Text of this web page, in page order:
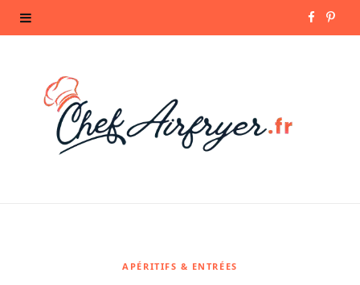
P
APÉRITIFS & ENTRÉES